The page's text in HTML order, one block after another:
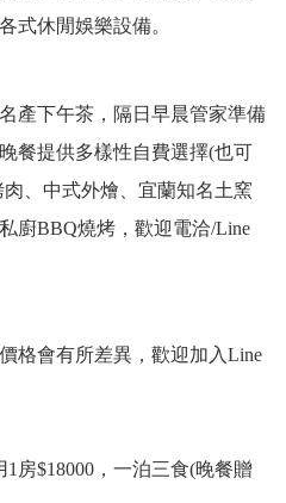
式休閒娛樂設備。
產下午茶，隔日早晨管家準備
餐提供多樣性自費選擇(也可
、中式外燴、宜蘭知名土窯
廚BBQ燒烤，歡迎電洽/Line
格會有所差異，歡迎加入Line
房$18000，一泊三食(晚餐贈